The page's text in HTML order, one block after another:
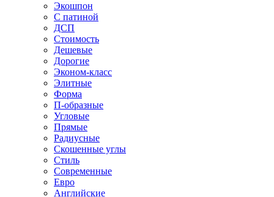
Экошпон
С патиной
ДСП
Стоимость
Дешевые
Дорогие
Эконом-класс
Элитные
Форма
П-образные
Угловые
Прямые
Радиусные
Скошенные углы
Стиль
Современные
Евро
Английские